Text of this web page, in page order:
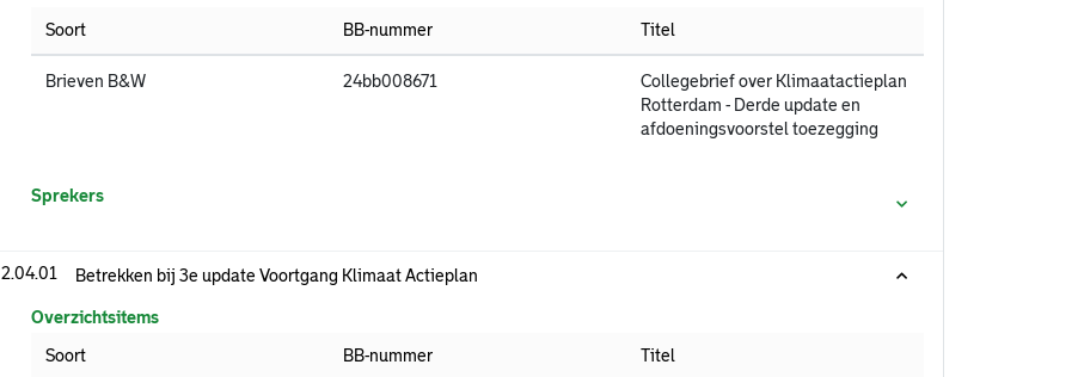
Soort
BB-nummer Titel
Brieven B&W 24bb008671
Collegebrief over Klimaatactieplan
Rotterdam - Derde update en
afdoeningsvoorstel toezegging
Sprekers
2.04.01 Betrekken bij 3e update Voortgang Klimaat Actieplan
Overzichtsitems
Soort
BB-nummer Titel